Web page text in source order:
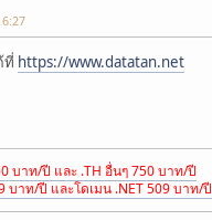
ที่ https://www.datatan.net
บาท/ปี และ .TH อื่นๆ 750 บาท/ปี
บาท/ปี และโดเมน .NET 509 บาท/ปี